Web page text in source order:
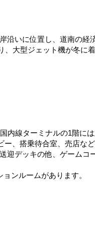
沿いに位置し、道南の経
大型ジェット機が冬に
内線ターミナルの1階に
、搭乗待合室、売店な
デッキの他、ゲームコ
ンルームがあります。